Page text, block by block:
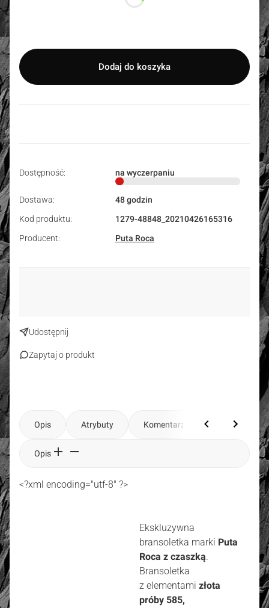
Dodaj do koszyka
Dostępność: na wyczerpaniu
Dostawa:
48 godzin
Kod produktu:
1279-48848_20210426165316
Producent:
Puta Roca
Udostępnij
Zapytaj o produkt
Opis Atrybuty Komentarze
Opis
<?xml encoding="utf-8" ?>
Ekskluzywna
bransoletka marki Puta
Roca z czaszką.
Bransoletka
z elementami złota
próby 585,